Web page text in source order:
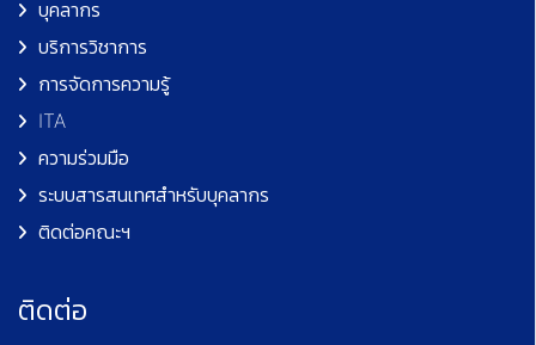
บุคลากร
บริการวิชาการ
การจัดการความรู้
ITA
ความร่วมมือ
ระบบสารสนเทศสำหรับบุคลากร
ติดต่อคณะฯ
ติดต่อ